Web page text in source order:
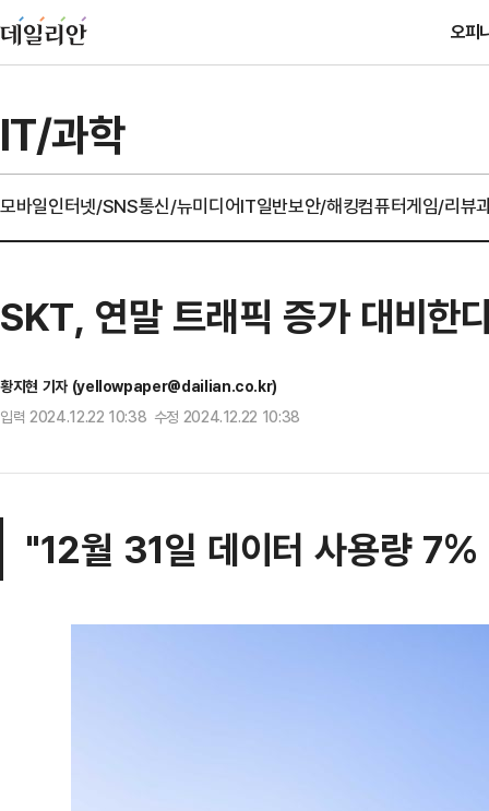
오피
IT/과학
모바일인터넷/SNS통신/뉴미디어IT일반보안/해킹컴퓨터게임/리뷰
SKT, 연말 트래픽 증가 대비한
황지현 기자 (yellowpaper@dailian.co.kr)
입력 2024.12.22 10:38 수정 2024.12.22 10:38
"12월 31일 데이터 사용량